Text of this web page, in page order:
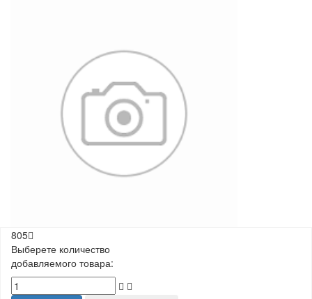
805
Выберете количество
добавляемого товара: